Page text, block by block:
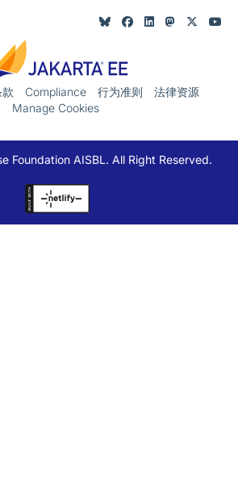
Compliance 行为准则
法律资源
Manage Cookies
Foundation AISBL. All Right Reserved.